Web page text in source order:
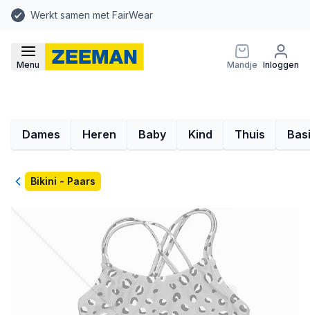
Werkt samen met FairWear
Menu Mandje Inloggen
Dames Heren Baby Kind Thuis
TerugBikini - Paars